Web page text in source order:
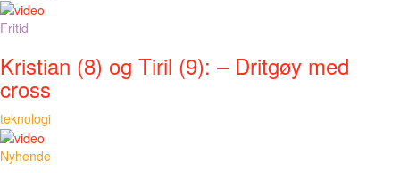
Fritid
Kristian (8) og Tiril (9): – Dritgøy med
cross
teknologi
Nyhende